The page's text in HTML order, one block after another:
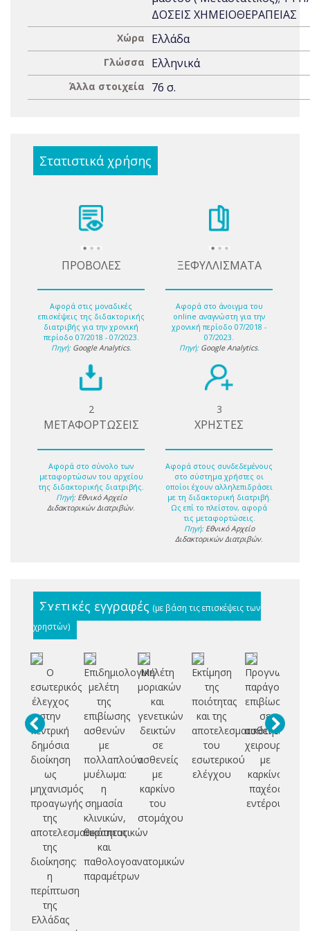
ΔΟΣΕΙΣ ΧΗΜΕΙΟΘΕΡΑΠΕΙΑΣ
Χώρα Ελλάδα
Γλώσσα Ελληνικά
Άλλα στοιχεία 76 σ.
Στατιστικά χρήσης
ΠΡΟΒΟΛΕΣ
Αφορά στις μοναδικές
επισκέψεις της διδακτορικής
διατριβής για την χρονική
περίοδο 07/2018 - 07/2023.
Πηγή: Google Analytics.
ΞΕΦΥΛΛΙΣΜΑΤΑ
Αφορά στο άνοιγμα του
online αναγνώστη για την
χρονική περίοδο 07/2018 -
07/2023.
Πηγή: Google Analytics.
2
ΜΕΤΑΦΟΡΤΩΣΕΙΣ
Αφορά στο σύνολο των
μεταφορτώσων του αρχείου
της διδακτορικής διατριβής.
Πηγή: Εθνικό Αρχείο
Διδακτορικών Διατριβών.
3
ΧΡΗΣΤΕΣ
Αφορά στους συνδεδεμένους
στο σύστημα χρήστες οι
οποίοι έχουν αλληλεπιδράσει
με τη διδακτορική διατριβή.
Ως επί το πλείστον, αφορά
τις μεταφορτώσεις.
Πηγή: Εθνικό Αρχείο
Διδακτορικών Διατριβών.
Σχετικές εγγραφές (με βάση τις επισκέψεις των
χρηστών)
Ο
εσωτερικός
έλεγχος
στην
κεντρική
δημόσια
διοίκηση
ως
μηχανισμός
προαγωγής
της
αποτελεσματικότητας
της
διοίκησης:
η
περίπτωση
της
Ελλάδας
Επιδημιολογική
μελέτη
της
επιβίωσης
ασθενών
με
πολλαπλούν
μυέλωμα:
η
σημασία
κλινικών,
θεραπευτικών
και
παθολογοανατομικών
παραμέτρων
Μελέτη
μοριακών
και
γενετικών
δεικτών
σε
ασθενείς
με
καρκίνο
του
στομάχου
Εκτίμηση
της
ποιότητας
και της
αποτελεσματικότητας
του
εσωτερικού
ελέγχου
Προγνωστικοί
παράγοντες
επιβίωσης
σε
ασθενείς
με
καρκίνο
παχέος
εντέρου